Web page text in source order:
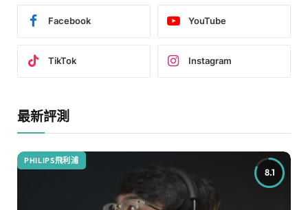
Facebook YouTube
TikTok Instagram
最新評測
8.1
PHILIPS飛利浦